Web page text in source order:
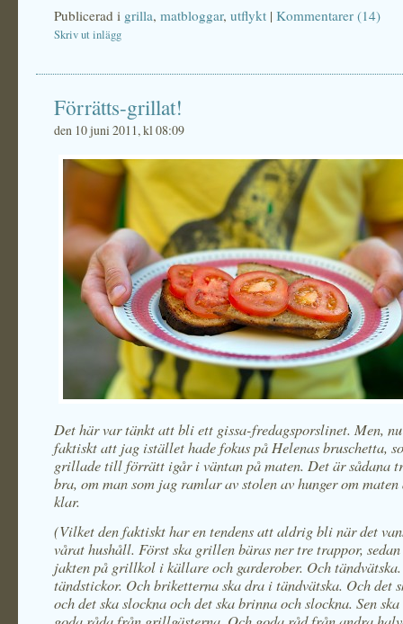
Publicerad i grilla, matbloggar, utflykt | Kommentarer (14)
Skriv ut inlägg
Förrätts-grillat!
den 10 juni 2011, kl 08:09
Det här var tänkt att bli ett gissa-fredagsporslinet. Men,
faktiskt att jag istället hade fokus på Helenas bruschetta,
grillade till förrätt igår i väntan på maten. Det är sådana
bra, om man som jag ramlar av stolen av hunger om
klar.
(Vilket den faktiskt har en tendens att aldrig bli när det
vårat hushåll. Först ska grillen bäras ner tre trappor,
jakten på grillkol i källare och garderober. Och
tändstickor. Och briketterna ska dra i tändvätska. Och det
och det ska slockna och det ska brinna och slockna. Sen